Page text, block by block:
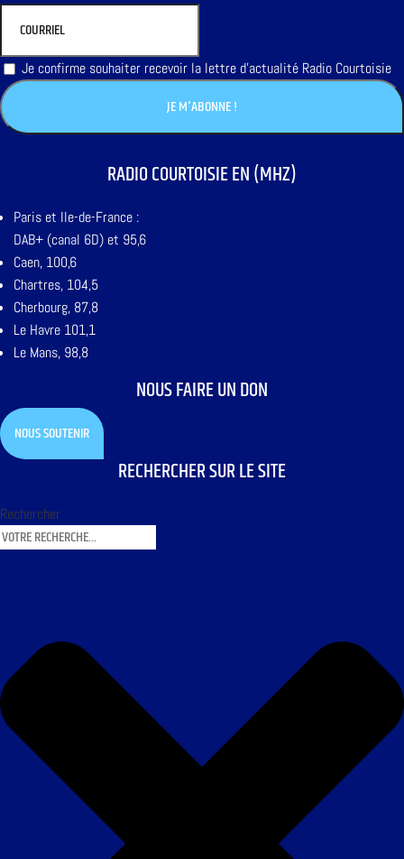
Je confirme souhaiter recevoir la lettre d'actualité Radio Courtoisie
RADIO COURTOISIE EN (MHZ)
Paris et Ile-de-France :
DAB+ (canal 6D) et 95,6
Caen, 100,6
Chartres, 104,5
Cherbourg, 87,8
Le Havre 101,1
Le Mans, 98,8
NOUS FAIRE UN DON
NOUS SOUTENIR
RECHERCHER SUR LE SITE
Rechercher